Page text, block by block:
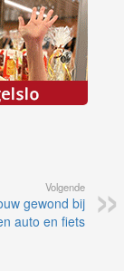
Volgende
gewond bij
auto en fiets